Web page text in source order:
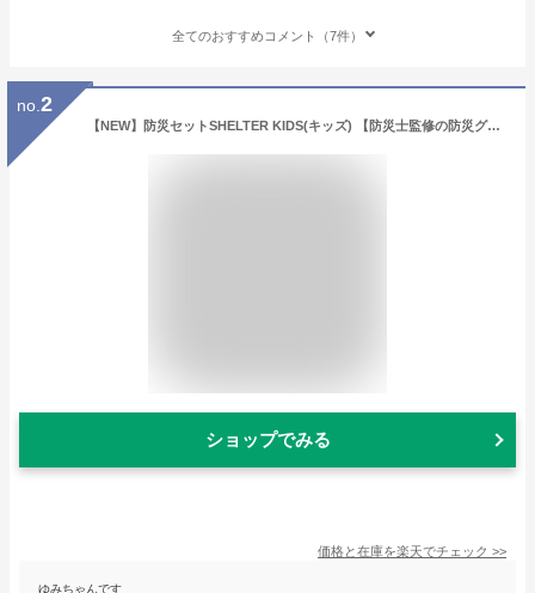
全てのおすすめコメント（7件）
no. 2
【NEW】防災セットSHELTER KIDS(キッズ) 【防災士監修の防災グッズ収納】子供用 防災セット キッズ用 子ども用 防災リュック 個人 震災・有事への備え お孫さんに 子供 男の子用 女の子用防災グッズ 防災用品 避難グッズ レジャー
ショップでみる
価格と在庫を楽天でチェック >>
ゆみちゃんです